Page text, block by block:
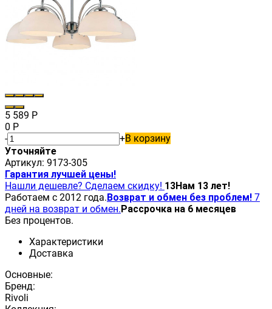
5 589 Р
0 Р
-
+В корзину
Уточняйте
Артикул: 9173-305
Гарантия лучшей цены!
Нашли дешевле? Сделаем скидку! 13Нам 13 лет!
Работаем с 2012 года.Возврат и обмен без проблем! 7
дней на возврат и обмен.Рассрочка на 6 месяцев
Без процентов.
Характеристики
Доставка
Основные:
Бренд:
Rivoli